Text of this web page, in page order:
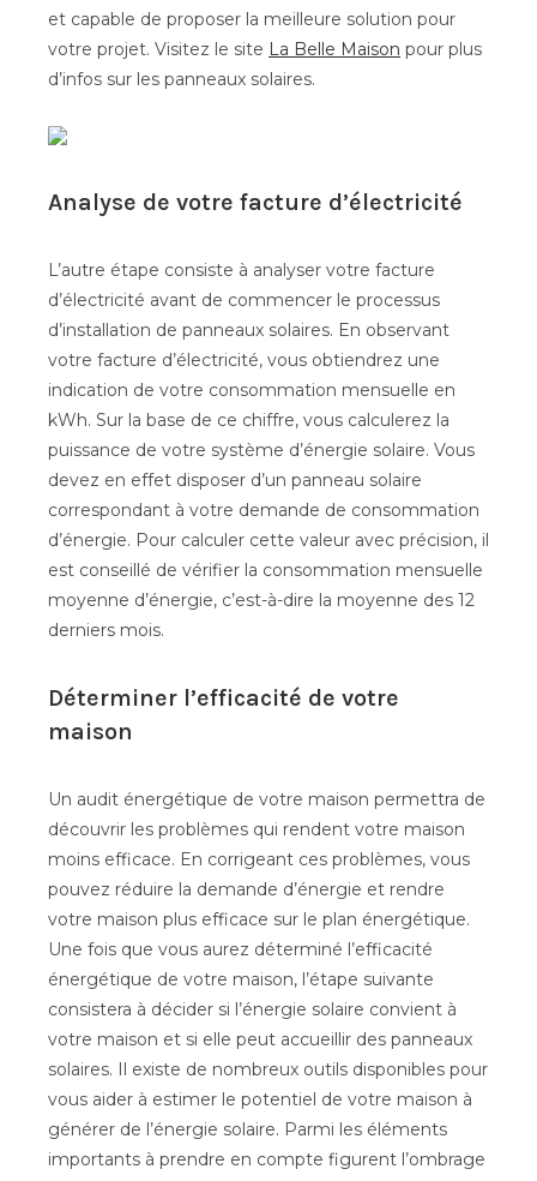
et capable de proposer la meilleure solution pour
votre projet. Visitez le site La Belle Maison pour plus
d’infos sur les panneaux solaires.
Analyse de votre facture d’électricité
L’autre étape consiste à analyser votre facture
d’électricité avant de commencer le processus
d’installation de panneaux solaires. En observant
votre facture d’électricité, vous obtiendrez une
indication de votre consommation mensuelle en
kWh. Sur la base de ce chiffre, vous calculerez la
puissance de votre système d’énergie solaire. Vous
devez en effet disposer d’un panneau solaire
correspondant à votre demande de consommation
d’énergie. Pour calculer cette valeur avec précision, il
est conseillé de vérifier la consommation mensuelle
moyenne d’énergie, c’est-à-dire la moyenne des 12
derniers mois.
Déterminer l’efficacité de votre
maison
Un audit énergétique de votre maison permettra de
découvrir les problèmes qui rendent votre maison
moins efficace. En corrigeant ces problèmes, vous
pouvez réduire la demande d’énergie et rendre
votre maison plus efficace sur le plan énergétique.
Une fois que vous aurez déterminé l’efficacité
énergétique de votre maison, l’étape suivante
consistera à décider si l’énergie solaire convient à
votre maison et si elle peut accueillir des panneaux
solaires. Il existe de nombreux outils disponibles pour
vous aider à estimer le potentiel de votre maison à
générer de l’énergie solaire. Parmi les éléments
importants à prendre en compte figurent l’ombrage